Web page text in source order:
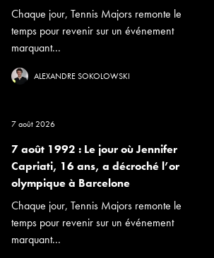
Chaque jour, Tennis Majors remonte le
temps pour revenir sur un événement
marquant...
ALEXANDRE SOKOLOWSKI
7 août 2026
7 août 1992 : Le jour où Jennifer
Capriati, 16 ans, a décroché l’or
olympique à Barcelone
Chaque jour, Tennis Majors remonte le
temps pour revenir sur un événement
marquant...